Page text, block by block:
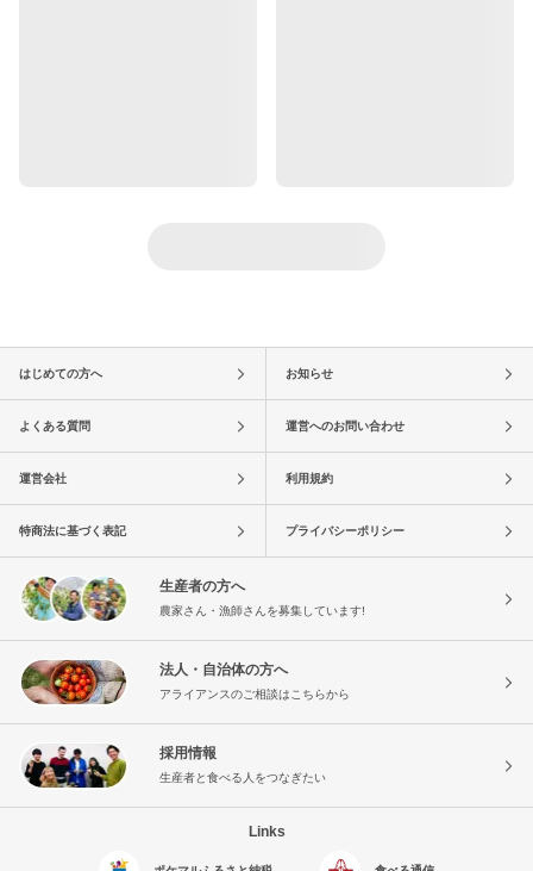
はじめての方へ お知らせ
よくある質問 運営へのお問い合わせ
運営会社 利用規約
特商法に基づく表記 プライバシーポリシー
生産者の方へ
農家さん・漁師さんを募集しています!
法人・自治体の方へ
アライアンスのご相談はこちらから
採用情報
生産者と食べる人をつなぎたい
Links